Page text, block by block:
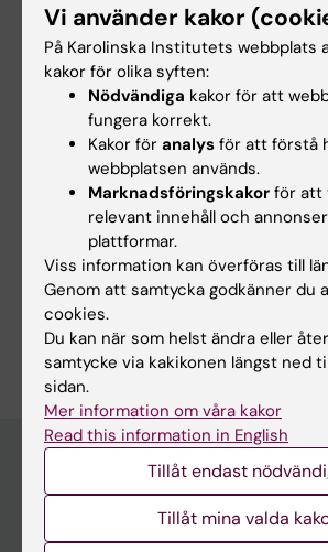
Redaktör:Michelle Azorbo
Sidan uppdaterad: 2025-08-14
Mer om det här ämnet
Handbok för uppdragsutbildning
Meny
Din anställning
Vi använder kakor
På Karolinska Institutets webbplats
kakor för olika syften:
Nödvändiga kakor för att
fungera korrekt.
Kakor för analys för att förstå
webbplatsen används.
Marknadsföringskakor för att
relevant innehåll och
plattformar.
Viss information kan överföras till
Genom att samtycka godkänner du
cookies.
Du kan när som helst ändra eller
samtycke via kakikonen längst ned
sidan.
Mer information om våra kakor
Read this information in English
Tillåt endast
Tillåt mina valda